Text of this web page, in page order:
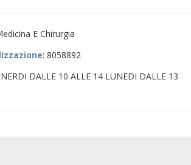
E Chirurgia
: 8058892
DALLE 10 ALLE 14 LUNEDI DALLE 13